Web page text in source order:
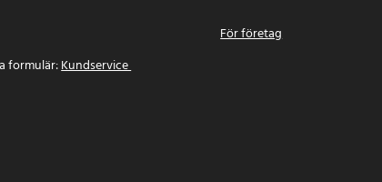
formulär:Kundservice
För företag